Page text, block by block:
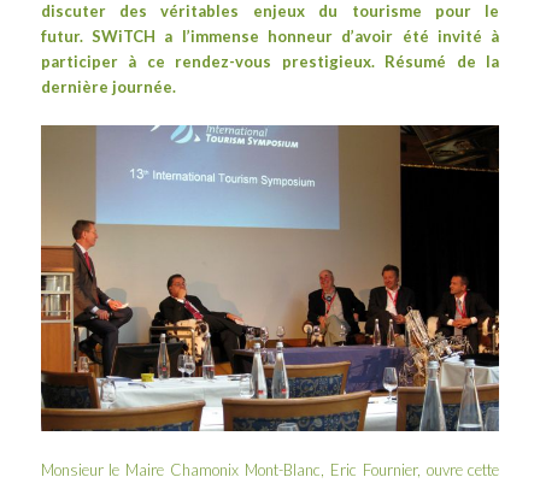
discuter des véritables enjeux du tourisme pour le
futur. SWiTCH a l’immense honneur d’avoir été invité à
participer à ce rendez-vous prestigieux. Résumé de la
dernière journée.
Monsieur le Maire Chamonix Mont-Blanc, Eric Fournier, ouvre cette